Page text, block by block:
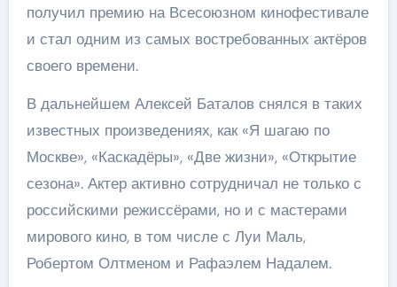
получил премию на Всесоюзном кинофестивале
и стал одним из самых востребованных актёров
своего времени.
В дальнейшем Алексей Баталов снялся в таких
известных произведениях, как «Я шагаю по
Москве», «Каскадёры», «Две жизни», «Открытие
сезона». Актер активно сотрудничал не только с
российскими режиссёрами, но и с мастерами
мирового кино, в том числе с Луи Маль,
Робертом Олтменом и Рафаэлем Надалем.